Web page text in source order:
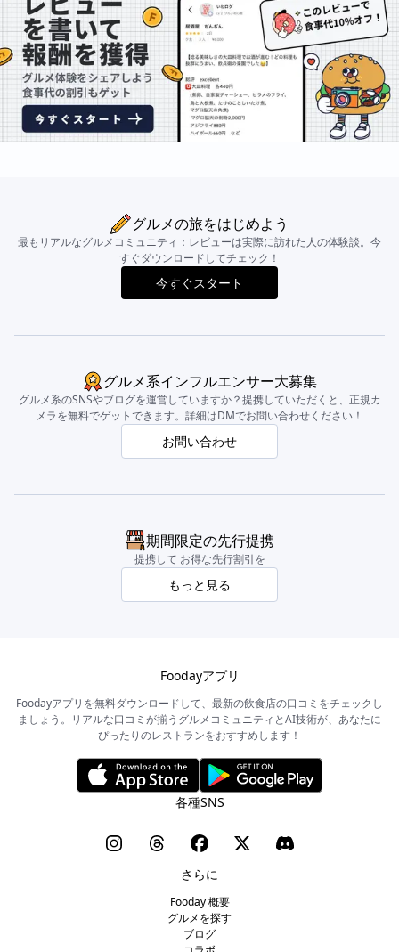
グルメの旅をはじめよう
最もリアルなグルメコミュニティ：レビューは実際に訪れた人の体験談。今
すぐダウンロードしてチェック！
今すぐスタート
グルメ系インフルエンサー大募集
グルメ系のSNSやブログを運営していますか？提携していただくと、正規カ
メラを無料でゲットできます。詳細はDMでお問い合わせください！
お問い合わせ
期間限定の先行提携
提携して お得な先行割引を
もっと見る
Foodayアプリ
Foodayアプリを無料ダウンロードして、最新の飲食店の口コミをチェックし
ましょう。リアルな口コミが揃うグルメコミュニティとAI技術が、あなたに
ぴったりのレストランをおすすめします！
各種SNS
さらに
Fooday 概要
グルメを探す
ブログ